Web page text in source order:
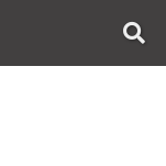
AppWereld